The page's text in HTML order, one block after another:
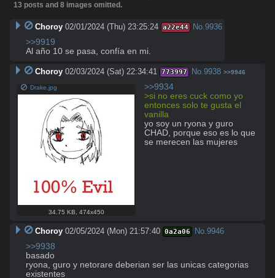
13 posts and 8 images omitted.
Choroy 02/01/2024 (Thu) 23:25:24 a22e44 No.9936
>>9919
Al año 10 se pasa, confía en mi.
Choroy 02/03/2024 (Sat) 22:34:41 773997 No.9938 >>9946
Drake.jpg
34.75 KB 474x450
>>9934
>si no eres cuck como yo
entonces solo te gusta el
vanilla
yo soy un ryona y guro
CHAD, porque eso es lo que
se merecen las mujeres
Choroy 02/05/2024 (Mon) 21:57:40 0a2a06 No. 9946
>>9938
basado
ryona, guro y netorare deberian ser las unicas categorias
existentes